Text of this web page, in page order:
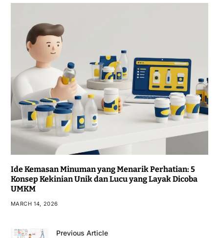
Ide Kemasan Minuman yang Menarik Perhatian: 5
Konsep Kekinian Unik dan Lucu yang Layak Dicoba
UMKM
MARCH 14, 2026
Previous Article